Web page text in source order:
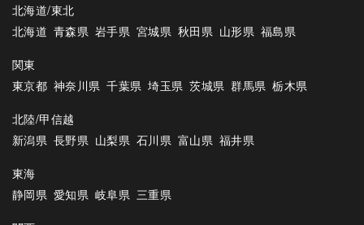
北海道/東北
北海道 青森県 岩手県 宮城県 秋田県 山形県 福島県
関東
東京都 神奈川県 千葉県 埼玉県 茨城県 群馬県 栃木県
北陸/甲信越
新潟県 長野県 山梨県 石川県 富山県 福井県
東海
静岡県 愛知県 岐阜県 三重県